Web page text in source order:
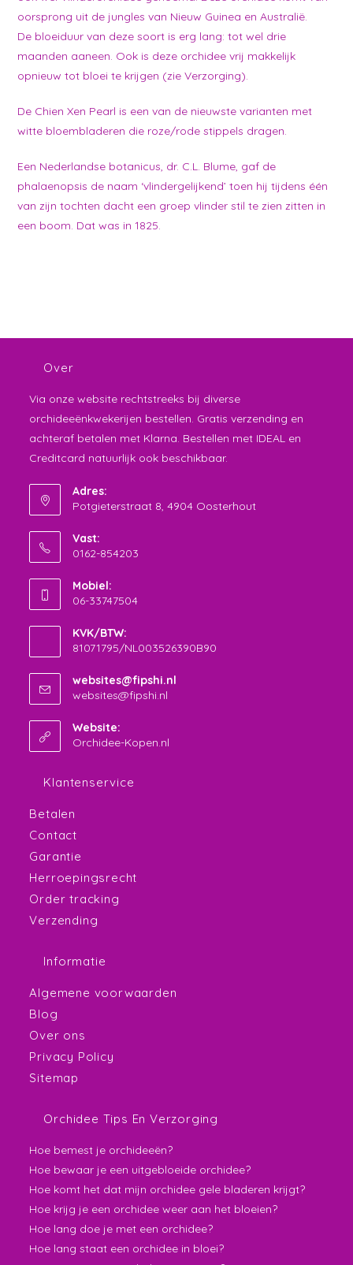
oorsprong uit de jungles van Nieuw Guinea en Australië.
De bloeiduur van deze soort is erg lang: tot wel drie
maanden aaneen. Ook is deze orchidee vrij makkelijk
opnieuw tot bloei te krijgen (zie Verzorging).
De Chien Xen Pearl is een van de nieuwste varianten met
witte bloembladeren die roze/rode stippels dragen.
Een Nederlandse botanicus, dr. C.L. Blume, gaf de
phalaenopsis de naam ‘vlindergelijkend’ toen hij tijdens één
van zijn tochten dacht een groep vlinder stil te zien zitten in
een boom. Dat was in 1825.
Over
Via onze website rechtstreeks bij diverse
orchideeënkwekerijen bestellen. Gratis verzending en
achteraf betalen met Klarna. Bestellen met IDEAL en
Creditcard natuurlijk ook beschikbaar.
Adres:
Potgieterstraat 8, 4904 Oosterhout
Vast:
0162-854203
in
je
toepassing
Mobiel:
06-33747504
in
je
toepassing
KVK/BTW:
81071795/NL003526390B90
websites@fipshi.nl
websites@fipshi.nl
toepassing
Website:
Orchidee-Kopen.nl
Klantenservice
Betalen
Contact
Garantie
Herroepingsrecht
Order tracking
Verzending
Informatie
Algemene voorwaarden
Blog
Over ons
Privacy Policy
Sitemap
Orchidee Tips En Verzorging
Hoe bemest je orchideeën?
Hoe bewaar je een uitgebloeide orchidee?
Hoe komt het dat mijn orchidee gele bladeren krijgt?
Hoe krijg je een orchidee weer aan het bloeien?
Hoe lang doe je met een orchidee?
Hoe lang staat een orchidee in bloei?